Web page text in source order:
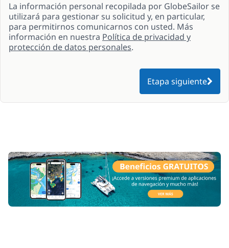
La información personal recopilada por GlobeSailor se
utilizará para gestionar su solicitud y, en particular,
para permitirnos comunicarnos con usted. Más
información en nuestra Política de privacidad y
protección de datos personales.
Etapa siguiente